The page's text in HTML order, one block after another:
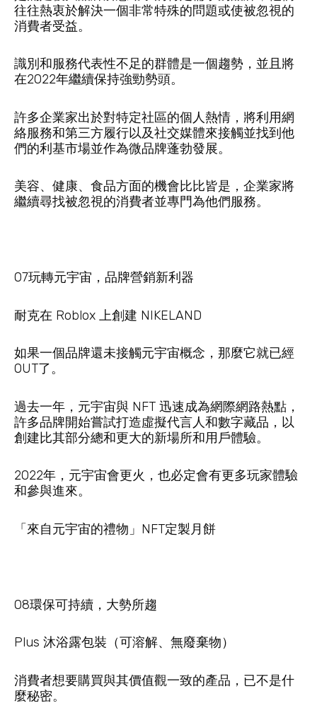
往往熱衷於解決一個非常特殊的問題或使被忽視的
消費者受益。
識別和服務代表性不足的群體是一個趨勢，並且將
在2022年繼續保持強勁勢頭。
許多企業家出於對特定社區的個人熱情，將利用網
絡服務和第三方履行以及社交媒體來接觸並找到他
們的利基市場並作為微品牌蓬勃發展。
美容、健康、食品方面的機會比比皆是，企業家將
繼續尋找被忽視的消費者並專門為他們服務。
07玩轉元宇宙，品牌營銷新利器
耐克在 Roblox 上創建 NIKELAND
如果一個品牌還未接觸元宇宙概念，那麼它就已經
OUT了。
過去一年，元宇宙與 NFT 迅速成為網際網路熱點，
許多品牌開始嘗試打造虛擬代言人和數字藏品，以
創建比其部分總和更大的新場所和用戶體驗。
2022年，元宇宙會更火，也必定會有更多玩家體驗
和參與進來。
「來自元宇宙的禮物」NFT定製月餅
08環保可持續，大勢所趨
Plus 沐浴露包裝（可溶解、無廢棄物）
消費者想要購買與其價值觀一致的產品，已不是什
麼秘密。